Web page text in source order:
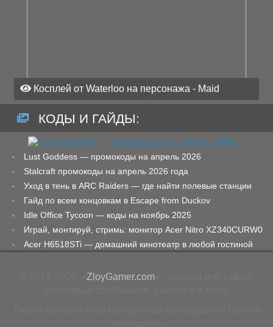
Косплей от Waterloo на персонажа - Maid
КОДЫ И ГАЙДЫ:
Lust Goddess — промокоды на апрель 2026
Stalcraft промокоды на апрель 2026 года
Уход в тень в ARC Raiders — где найти полевые станции
Гайд по всем концовкам в Escape from Duckov
Idle Office Tycoon — коды на ноябрь 2025
Играй, монтируй, стримь: монитор Acer Nitro XZ340CURW0
Acer H6518STi — домашний кинотеатр в любой гостиной
ZloyGamer.com